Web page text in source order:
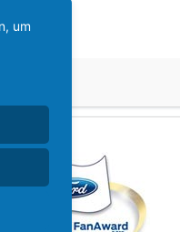
um